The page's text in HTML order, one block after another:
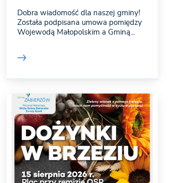
Dobra wiadomość dla naszej gminy!
Została podpisana umowa pomiędzy
Wojewodą Małopolskim a Gminą...